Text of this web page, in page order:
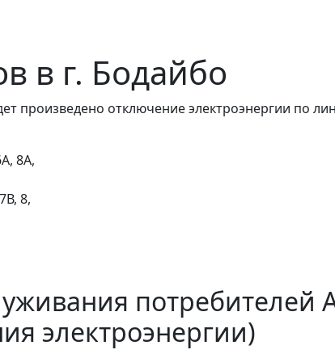
в г. Бодайбо
произведено отключение электроэнергии по
8А,
8,
потребителей
электроэнергии)